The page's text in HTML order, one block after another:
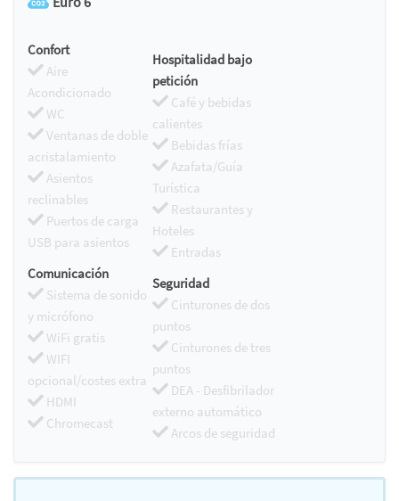
Confort
Aire
Acondicionado
WC
Ventanas de doble
acristalamiento
Asientos
reclinables
Puertos de carga
USB para asientos
Hospitalidad bajo
petición
Café y bebidas
calientes
Bebidas frías
Azafata/Guía
Turística
Restaurantes y
Hoteles
Entradas
Comunicación
Sistema de sonido
y micrófono
WiFi gratis
WIFI
opcional/costes extra
HDMI
Chromecast
Seguridad
Cinturones de dos
puntos
Cinturones de tres
puntos
DEA - Desfibrilador
externo automático
Arcos de seguridad